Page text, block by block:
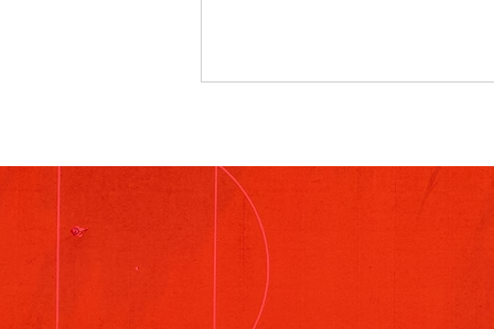
8/4〜6ヴィクトリアカップ